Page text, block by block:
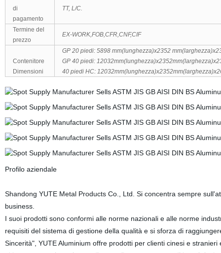
di
pagamento
TT, L/C.
Termine del
prezzo
EX-WORK,FOB,CFR,CNF,CIF
Contenitore
Dimensioni
GP 20 piedi: 5898 mm(lunghezza)x2352
GP 40 piedi:
40 piedi HC:
Profilo aziendale
Shandong YUTE Metal Products Co., Ltd. Si concentra sempre
business.
I suoi prodotti sono conformi alle norme nazionali e alle norme
requisiti del sistema di gestione della qualità e si sforza di
Sincerità", YUTE Aluminium offre prodotti per clienti cinesi e